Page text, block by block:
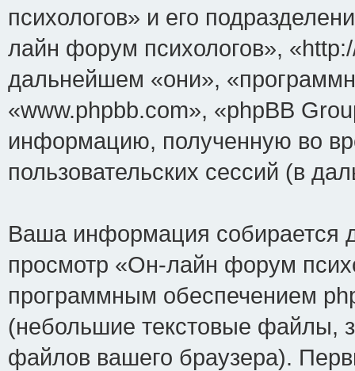
психологов» и его
лайн форум психологов»,
дальнейшем «они»,
«www.phpbb.com», «phpBB
информацию, полученную во
пользовательских сессий (в
Ваша информация собирается
просмотр «Он-лайн форум
программным обеспечением
(небольшие текстовые файлы,
файлов вашего браузера).